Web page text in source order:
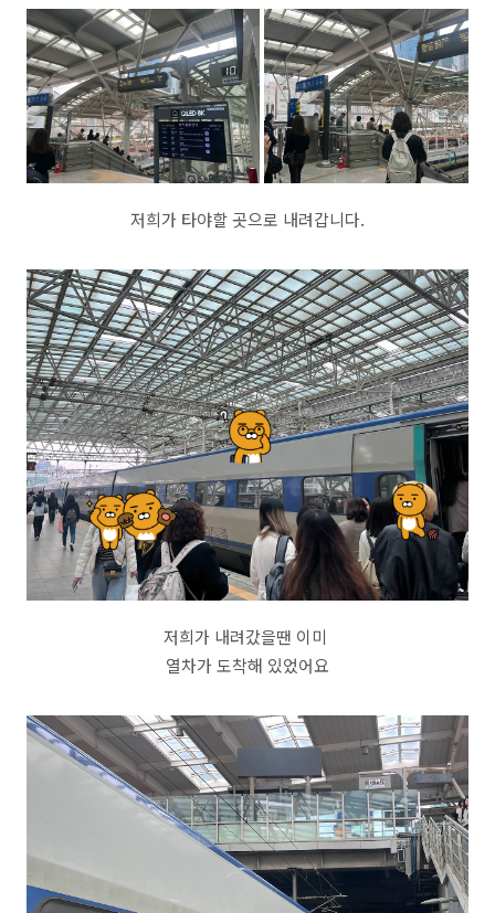
저희가 타야할 곳으로 내려갑니다.
저희가 내려갔을땐 이미
열차가 도착해 있었어요